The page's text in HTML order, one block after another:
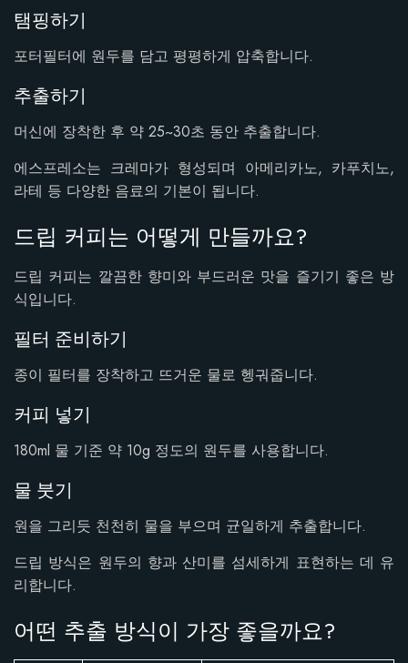
탬핑하기
포터필터에 원두를 담고 평평하게 압축합니다.
추출하기
머신에 장착한 후 약 25~30초 동안 추출합니다.
에스프레소는 크레마가 형성되며 아메리카노, 카푸치노,
라테 등 다양한 음료의 기본이 됩니다.
드립 커피는 어떻게 만들까요?
드립 커피는 깔끔한 향미와 부드러운 맛을 즐기기 좋은 방
식입니다.
필터 준비하기
종이 필터를 장착하고 뜨거운 물로 헹궈줍니다.
커피 넣기
180ml 물 기준 약 10g 정도의 원두를 사용합니다.
물 붓기
원을 그리듯 천천히 물을 부으며 균일하게 추출합니다.
드립 방식은 원두의 향과 산미를 섬세하게 표현하는 데 유
리합니다.
어떤 추출 방식이 가장 좋을까요?